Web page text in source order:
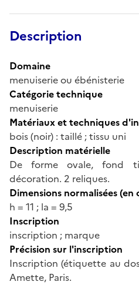
Description
Domaine
menuiserie ou ébénisterie
Catégorie technique
menuiserie
Matériaux et techniques
bois (noir) : taillé ; tissu uni
Description matérielle
De forme ovale, fond
décoration. 2 reliques.
Dimensions normalisées (en
h = 11 ; la = 9,5
Inscription
inscription ; marque
Précision sur l'inscription
Inscription (étiquette au
Amette, Paris.